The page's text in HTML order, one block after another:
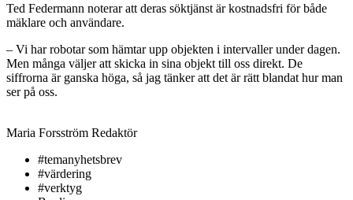
Ted Federmann noterar att deras söktjänst är kostnadsfri för både
mäklare och användare.
– Vi har robotar som hämtar upp objekten i intervaller under dagen.
Men många väljer att skicka in sina objekt till oss direkt. De
siffrorna är ganska höga, så jag tänker att det är rätt blandat hur man
ser på oss.
Maria Forsström Redaktör
#temanyhetsbrev
#värdering
#verktyg